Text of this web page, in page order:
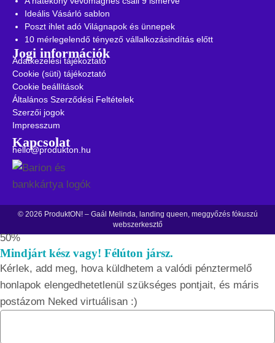
Ideális Vásárló sablon
Poszt ihlet adó Világnapok és ünnepek
10 mérlegelendő tényező vállalkozásindítás előtt
Jogi információk
Adatkezelési tájékoztató
Cookie (süti) tájékoztató
Cookie beállítások
Általános Szerződési Feltételek
Szerzői jogok
Impresszum
Kapcsolat
hello@produkton.hu
© 2026 ProduktON! – Gaál Melinda, landing queen, meggyőzés fókuszú
webszerkesztő
50%
Mindjárt kész vagy! Félúton jársz.
Kérlek, add meg, hova küldhetem a valódi pénztermelő
honlapok elengedhetetlenül szükséges pontjait, és máris
postázom Neked virtuálisan :)